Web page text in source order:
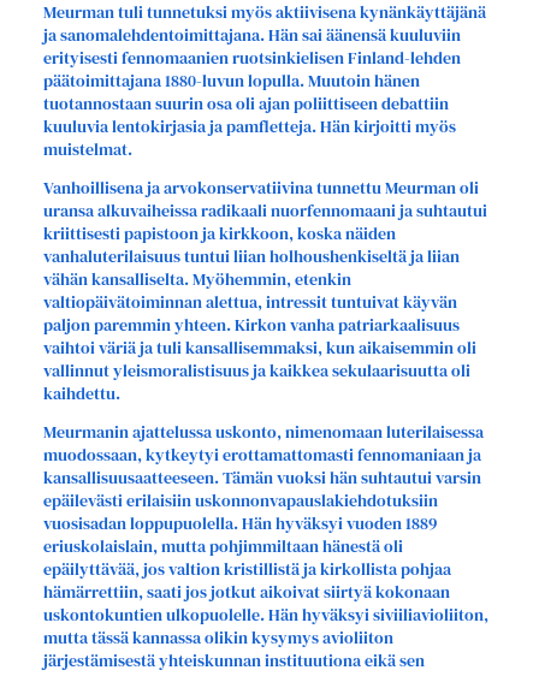
Meurman tuli tunnetuksi myös aktiivisena kynänkäyttäjänä
ja sanomalehdentoimittajana. Hän sai äänensä kuuluviin
erityisesti fennomaanien ruotsinkielisen Finland-lehden
päätoimittajana 1880-luvun lopulla. Muutoin hänen
tuotannostaan suurin osa oli ajan poliittiseen debattiin
kuuluvia lentokirjasia ja pamfletteja. Hän kirjoitti myös
muistelmat.
Vanhoillisena ja arvokonservatiivina tunnettu Meurman oli
uransa alkuvaiheissa radikaali nuorfennomaani ja suhtautui
kriittisesti papistoon ja kirkkoon, koska näiden
vanhaluterilaisuus tuntui liian holhoushenkiseltä ja liian
vähän kansalliselta. Myöhemmin, etenkin
valtiopäivätoiminnan alettua, intressit tuntuivat käyvän
paljon paremmin yhteen. Kirkon vanha patriarkaalisuus
vaihtoi väriä ja tuli kansallisemmaksi, kun aikaisemmin oli
vallinnut yleismoralistisuus ja kaikkea sekulaarisuutta oli
kaihdettu.
Meurmanin ajattelussa uskonto, nimenomaan luterilaisessa
muodossaan, kytkeytyi erottamattomasti fennomaniaan ja
kansallisuusaatteeseen. Tämän vuoksi hän suhtautui varsin
epäilevästi erilaisiin uskonnonvapauslakiehdotuksiin
vuosisadan loppupuolella. Hän hyväksyi vuoden 1889
eriuskolaislain, mutta pohjimmiltaan hänestä oli
epäilyttävää, jos valtion kristillistä ja kirkollista pohjaa
hämärrettiin, saati jos jotkut aikoivat siirtyä kokonaan
uskontokuntien ulkopuolelle. Hän hyväksyi siviiliavioliiton,
mutta tässä kannassa olikin kysymys avioliiton
järjestämisestä yhteiskunnan instituutiona eikä sen